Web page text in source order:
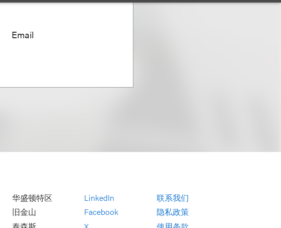
Email
华盛顿特区
旧金山
LinkedIn
Facebook
联系我们
隐私政策